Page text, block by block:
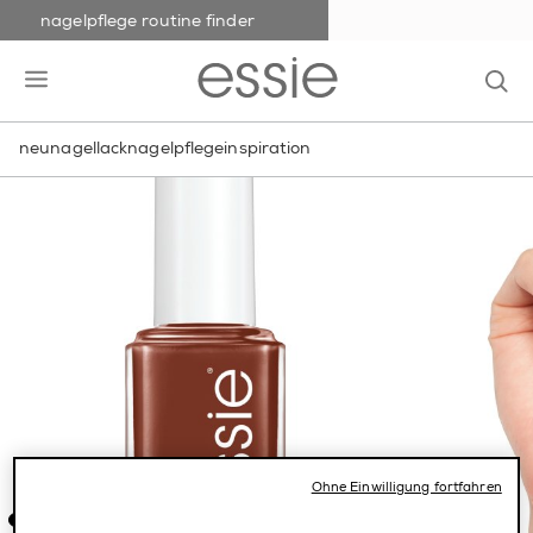
nagelpflege routine finder
neunagellacknagelpflegeinspiration
Ohne Einwilligung fortfahren